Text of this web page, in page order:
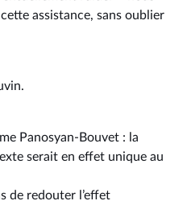
assistance, sans oublier
Panosyan-Bouvet : la
serait en effet unique au
de redouter l’effet